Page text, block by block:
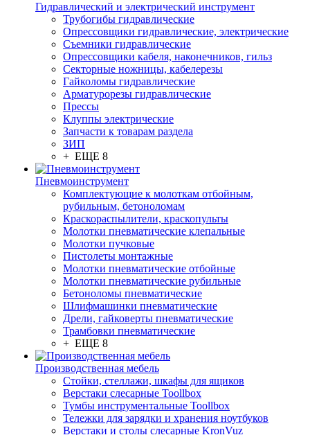
Гидравлический и электрический инструмент
Трубогибы гидравлические
Опрессовщики гидравлические, электрические
Съемники гидравлические
Опрессовщики кабеля, наконечников, гильз
Секторные ножницы, кабелерезы
Гайколомы гидравлические
Арматурорезы гидравлические
Прессы
Клуппы электрические
Запчасти к товарам раздела
ЗИП
+ ЕЩЕ 8
Пневмоинструмент
Комплектующие к молоткам отбойным,
рубильным, бетоноломам
Краскораспылители, краскопульты
Молотки пневматические клепальные
Молотки пучковые
Пистолеты монтажные
Молотки пневматические отбойные
Молотки пневматические рубильные
Бетоноломы пневматические
Шлифмашинки пневматические
Дрели, гайковерты пневматические
Трамбовки пневматические
+ ЕЩЕ 8
Производственная мебель
Стойки, стеллажи, шкафы для ящиков
Верстаки слесарные Toollbox
Тумбы инструментальные Toollbox
Тележки для зарядки и хранения ноутбуков
Верстаки и столы слесарные KronVuz